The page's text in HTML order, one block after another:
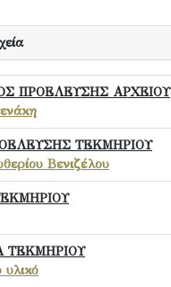
ΠΡΟΕΛΕΥΣΗΣ ΑΡΧΕΙΟΥ
ΤΕΚΜΗΡΙΟΥ
Βενιζέλου
ΤΕΚΜΗΡΙΟΥ